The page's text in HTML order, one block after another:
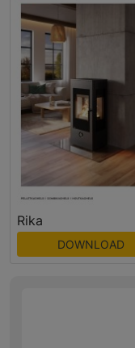
Rika
DOWNLOAD